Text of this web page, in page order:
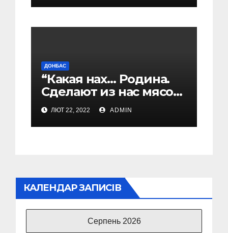
ДОНБАС
“Какая нах… Родина.
Сделают из нас мясо”:
СБУ оприлюднила
розмови бойовиків
ОРДЛО
ЛЮТ 22, 2022 ADMIN
КАЛЕНДАР ЗАПИСІВ
Серпень 2026